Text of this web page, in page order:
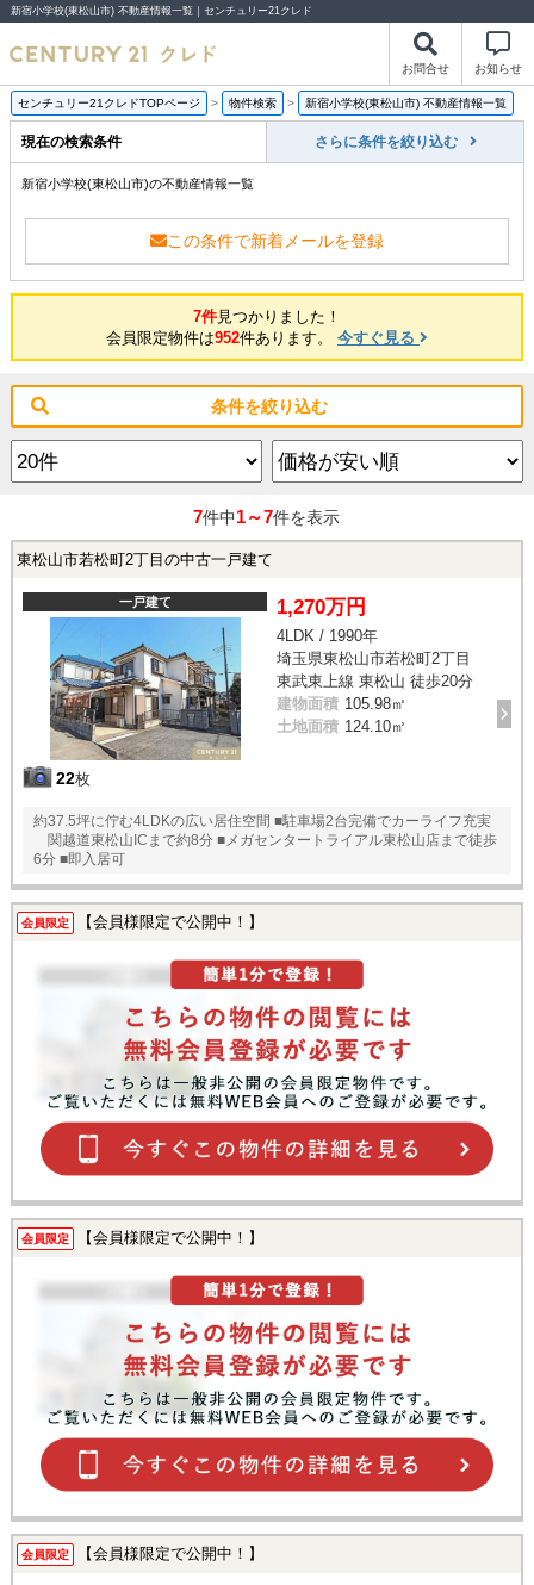
新宿小学校(東松山市) 不動産情報一覧｜センチュリー21クレド
お問合せ お知らせ
センチュリー21クレドTOPページ > 物件検索 > 新宿小学校(東松山市) 不動産情報一覧
現在の検索条件 さらに条件を絞り込む
新宿小学校(東松山市)の不動産情報一覧
この条件で新着メールを登録
7件見つかりました！
会員限定物件は952件あります。 今すぐ見る
条件を絞り込む
7件中1～7件を表示
東松山市若松町2丁目の中古一戸建て
一戸建て
22枚
1,270万円
4LDK / 1990年
埼玉県東松山市若松町2丁目
東武東上線 東松山 徒歩20分
建物面積 105.98㎡
土地面積 124.10㎡
約37.5坪に佇む4LDKの広い居住空間 ■駐車場2台完備でカーライフ充実
関越道東松山ICまで約8分 ■メガセンタートライアル東松山店まで徒歩
6分 ■即入居可
会員限定 【会員様限定で公開中！】
会員限定 【会員様限定で公開中！】
会員限定 【会員様限定で公開中！】